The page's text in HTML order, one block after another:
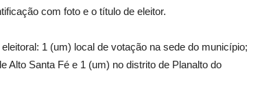
com foto e o título de eleitor.
1 (um) local de votação na sede do município;
Alto Santa Fé e 1 (um) no distrito de Planalto do